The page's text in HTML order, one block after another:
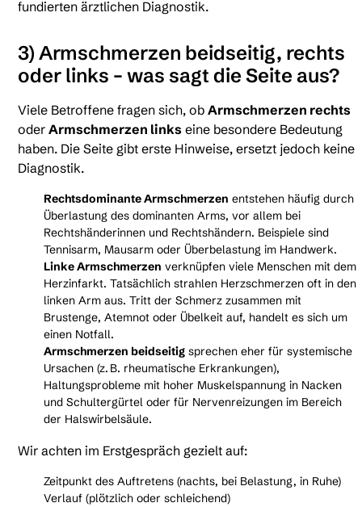
fundierten ärztlichen Diagnostik.
3) Armschmerzen beidseitig, rechts
oder links – was sagt die Seite aus?
Viele Betroffene fragen sich, obArmschmerzen rechts
oderArmschmerzen links eine besondere Bedeutung
haben. Die Seite gibt erste Hinweise, ersetzt jedoch keine
Diagnostik.
Rechtsdominante Armschmerzen entstehen häufig durch
Überlastung des dominanten Arms, vor allem bei
Rechtshänderinnen und Rechtshändern. Beispiele sind
Tennisarm, Mausarm oder Überbelastung im Handwerk.
Linke Armschmerzen verknüpfen viele Menschen mit dem
Herzinfarkt. Tatsächlich strahlen Herzschmerzen oft in den
linken Arm aus. Tritt der Schmerz zusammen mit
Brustenge, Atemnot oder Übelkeit auf, handelt es sich um
einen Notfall.
Armschmerzen beidseitig sprechen eher für systemische
Ursachen (z. B. rheumatische Erkrankungen),
Haltungsprobleme mit hoher Muskelspannung in Nacken
und Schultergürtel oder für Nervenreizungen im Bereich
der Halswirbelsäule.
Wir achten im Erstgespräch gezielt auf:
Zeitpunkt des Auftretens (nachts, bei Belastung, in Ruhe)
Verlauf (plötzlich oder schleichend)